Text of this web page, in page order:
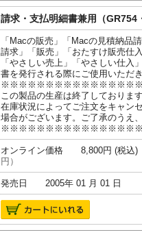
請求・支払明細書兼用（GR754
「Macの販売」「Macの見積納品
請求」「販売」「おたすけ販売仕
「やさしい売上」「やさしい仕入
書を発行される際にご使用いただき
この製品の生産は終了しております
在庫状況によってご注文をキャン
場合がございます。ご了承のうえ
オンライン価格 8,800円 (税込)
円）
発売日 2005年 01 月 01 日